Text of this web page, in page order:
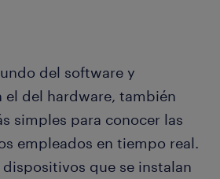
del software y
el del hardware, también
simples para conocer las
emplea­dos en tiempo real.
que se instalan